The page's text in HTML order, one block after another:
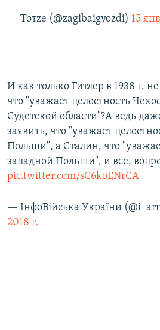
— Toтzе (@zagibaigvozdi) 15
И как только Гитлер в 1938 г.
что "уважает целостность
Судетской области"?А ведь
заявить, что "уважает
Польши", а Сталин, что
западной Польши", и все,
pic.twitter.com/sC6koENrCA
— ІнфоВійська України
2018 г.